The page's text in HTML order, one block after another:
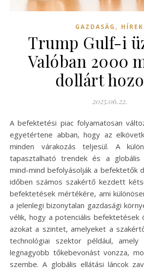
GAZDASÁG , HÍREK
Trump Gulf-i
Valóban 2000
dollárt
2025.06.22.
A befektetési piac folyamatosan változik, és sok elemző
egyetértene abban, hogy az
minden várakozás teljesül. A
tapasztalható trendek és a globális
mind-mind befolyásolják a befektetők
időben számos szakértő kezdett
befektetések mértékére, ami
a jelenlegi bizonytalan gazdasági
vélik, hogy a potenciális befektetések
azokat a szintet, amelyeket a
technológiai szektor például, amely
legnagyobb tőkebevonást vonzza,
szembe. A globális ellátási láncok